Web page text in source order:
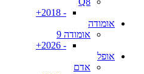
- 2018+
אומודה
אומודה 9
- 2026+
אופל
אדם